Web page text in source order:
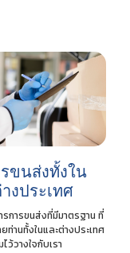
ขนส่งทั้งใน
งประเทศ
รการขนส่งที่มีมาตรฐาน ที่
ท่านทั้งในและต่างประเทศ
ว้วางใจกับเรา